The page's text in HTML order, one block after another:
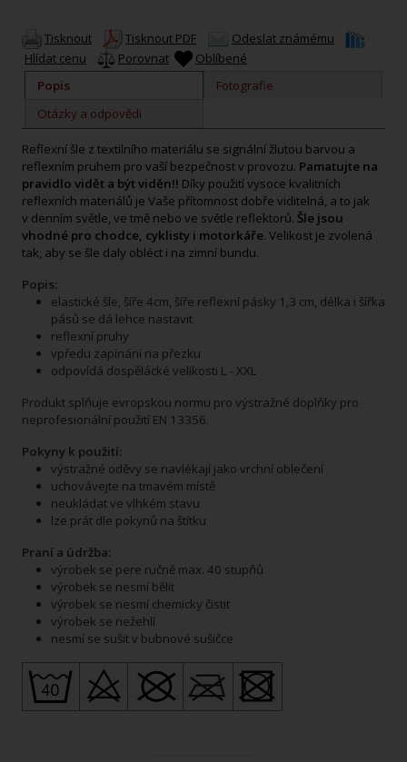
Tisknout Tisknout PDF
Odeslat známému
Hlídat cenu
Porovnat
Oblíbené
Popis
Fotografie
Otázky a odpovědi
Reflexní šle z textilního materiálu se signální žlutou barvou a
reflexním pruhem pro vaší bezpečnost v provozu. Pamatujte na
pravidlo vidět a být viděn!! Díky použití vysoce kvalitních
reflexních materiálů je Vaše přítomnost dobře viditelná, a to jak
v denním světle, ve tmě nebo ve světle reflektorů. Šle jsou
vhodné pro chodce, cyklisty i motorkáře. Velikost je zvolená
tak, aby se šle daly obléct i na zimní bundu.
Popis:
elastické šle, šíře 4cm, šíře reflexní pásky 1,3 cm, délka i šířka
pásů se dá lehce nastavit
reflexní pruhy
vpředu zapínání na přezku
odpovídá dospělácké velikosti L - XXL
Produkt splňuje evropskou normu pro výstražné doplňky pro
neprofesionální použití EN 13356.
Pokyny k použití:
výstražné oděvy se navlékají jako vrchní oblečení
uchovávejte na tmavém místě
neukládat ve vlhkém stavu
lze prát dle pokynů na štítku
Praní a údržba:
výrobek se pere ručně max. 40 stupňů
výrobek se nesmí bělit
výrobek se nesmí chemicky čistit
výrobek se nežehlí
nesmí se sušit v bubnové sušičce